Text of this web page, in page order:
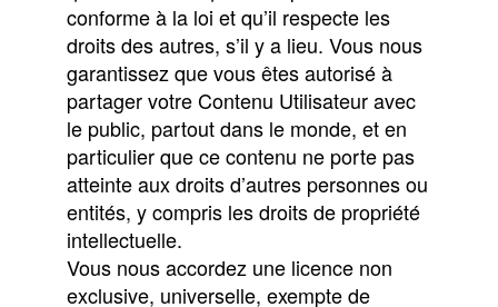
conforme à la loi et qu’il respecte les
droits des autres, s’il y a lieu. Vous nous
garantissez que vous êtes autorisé à
partager votre Contenu Utilisateur avec
le public, partout dans le monde, et en
particulier que ce contenu ne porte pas
atteinte aux droits d’autres personnes ou
entités, y compris les droits de propriété
intellectuelle.
Vous nous accordez une licence non
exclusive, universelle, exempte de